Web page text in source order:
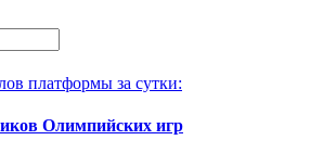
платформы за сутки:
Олимпийских игр